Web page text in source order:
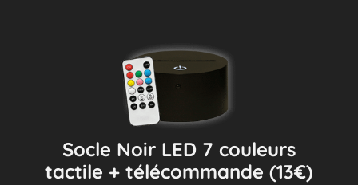
Socle Noir LED 7 couleurs
tactile + télécommande (13€)